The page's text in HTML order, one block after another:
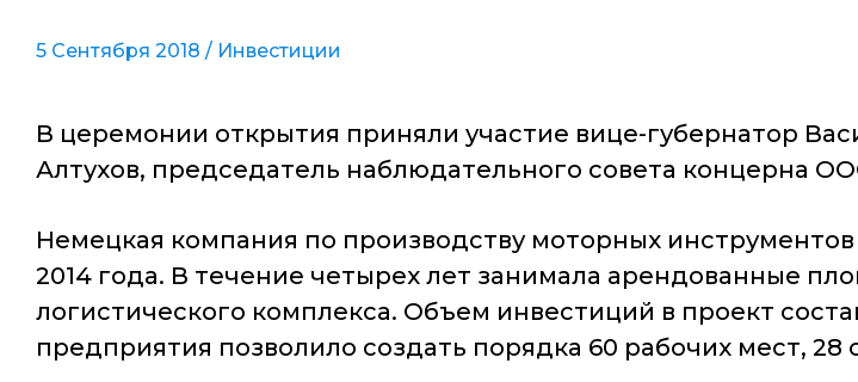
5 Сентября 2018 / Инвестиции
В церемонии открытия приняли участие вице-губернатор
Алтухов, председатель наблюдательного совета концерна
Немецкая компания по производству моторных инструментов
2014 года. В течение четырех лет занимала арендованные
логистического комплекса. Объем инвестиций в проект
предприятия позволило создать порядка 60 рабочих мест,